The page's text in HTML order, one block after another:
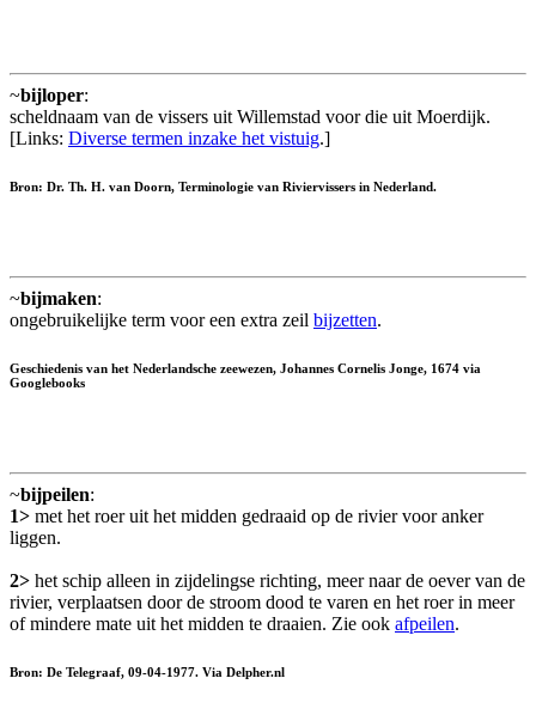
~bijloper:
scheldnaam van de vissers uit Willemstad voor die uit Moerdijk.
[Links: Diverse termen inzake het vistuig.]
Bron: Dr. Th. H. van Doorn, Terminologie van Riviervissers in Nederland.
~bijmaken:
ongebruikelijke term voor een extra zeil bijzetten.
Geschiedenis van het Nederlandsche zeewezen, Johannes Cornelis Jonge, 1674 via
Googlebooks
~bijpeilen:
1> met het roer uit het midden gedraaid op de rivier voor anker
liggen.
2> het schip alleen in zijdelingse richting, meer naar de oever van de
rivier, verplaatsen door de stroom dood te varen en het roer in meer
of mindere mate uit het midden te draaien. Zie ook afpeilen.
Bron: De Telegraaf, 09-04-1977. Via Delpher.nl